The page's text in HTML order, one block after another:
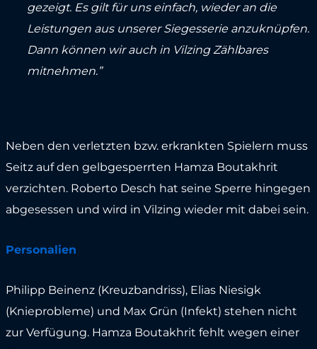
gezeigt. Es gilt für uns einfach, wieder an die
Leistungen aus unserer Siegesserie anzuknüpfen.
Dann können wir auch in Vilzing Zählbares
mitnehmen.”
Neben den verletzten bzw. erkrankten Spielern muss
Seitz auf den gelbgesperrten Hamza Boutakhrit
verzichten. Roberto Desch hat seine Sperre hingegen
abgesessen und wird in Vilzing wieder mit dabei sein.
Personalien
Philipp Beinenz (Kreuzbandriss), Elias Niesigk
(Knieprobleme) und Max Grün (Infekt) stehen nicht
zur Verfügung. Hamza Boutakhrit fehlt wegen einer